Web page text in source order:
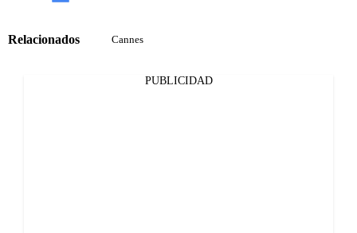
Relacionados Cannes
PUBLICIDAD